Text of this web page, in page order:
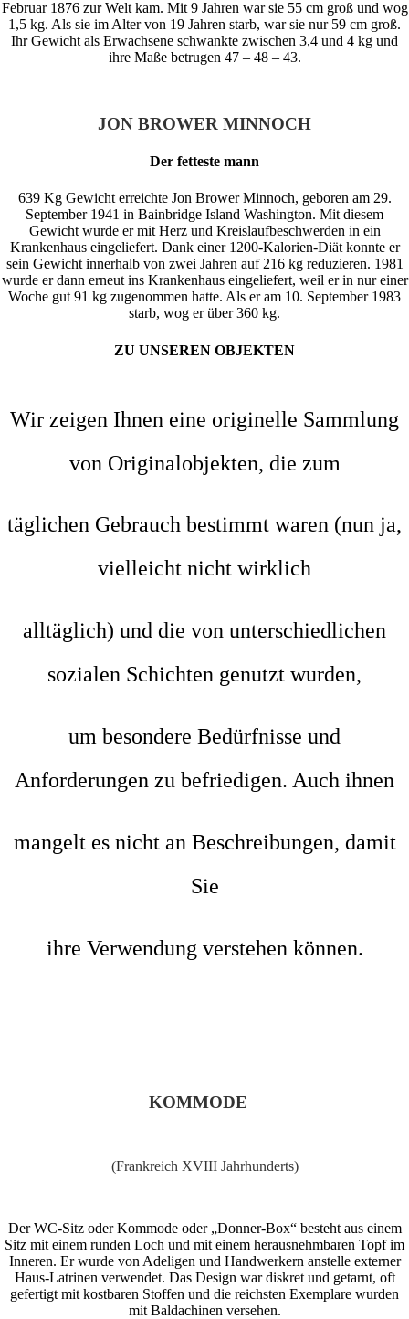
Februar 1876 zur Welt kam. Mit 9 Jahren war sie 55 cm groß und wog
1,5 kg. Als sie im Alter von 19 Jahren starb, war sie nur 59 cm groß.
Ihr Gewicht als Erwachsene schwankte zwischen 3,4 und 4 kg und
ihre Maße betrugen 47 – 48 – 43.
JON BROWER MINNOCH
Der fetteste mann
639 Kg Gewicht erreichte Jon Brower Minnoch, geboren am 29.
September 1941 in Bainbridge Island Washington. Mit diesem
Gewicht wurde er mit Herz und Kreislaufbeschwerden in ein
Krankenhaus eingeliefert. Dank einer 1200-Kalorien-Diät konnte er
sein Gewicht innerhalb von zwei Jahren auf 216 kg reduzieren. 1981
wurde er dann erneut ins Krankenhaus eingeliefert, weil er in nur einer
Woche gut 91 kg zugenommen hatte. Als er am 10. September 1983
starb, wog er über 360 kg.
ZU UNSEREN OBJEKTEN
Wir zeigen Ihnen eine originelle Sammlung
von Originalobjekten, die zum
täglichen Gebrauch bestimmt waren (nun ja,
vielleicht nicht wirklich
alltäglich) und die von unterschiedlichen
sozialen Schichten genutzt wurden,
um besondere Bedürfnisse und
Anforderungen zu befriedigen. Auch ihnen
mangelt es nicht an Beschreibungen, damit
Sie
ihre Verwendung verstehen können.
KOMMODE
(Frankreich XVIII Jahrhunderts)
Der WC-Sitz oder Kommode oder „Donner-Box“ besteht aus einem
Sitz mit einem runden Loch und mit einem herausnehmbaren Topf im
Inneren. Er wurde von Adeligen und Handwerkern anstelle externer
Haus-Latrinen verwendet. Das Design war diskret und getarnt, oft
gefertigt mit kostbaren Stoffen und die reichsten Exemplare wurden
mit Baldachinen versehen.